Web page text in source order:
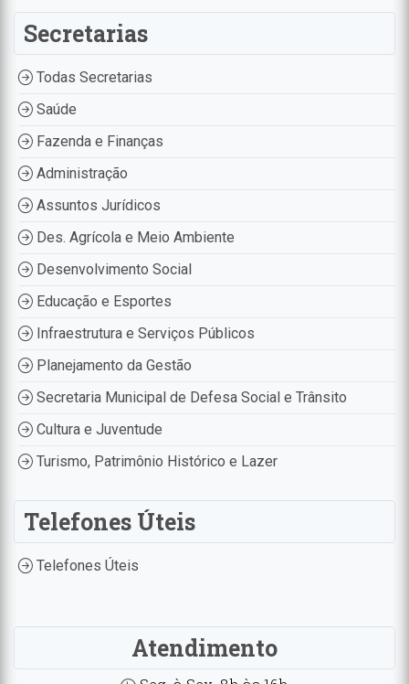
Secretarias
Todas Secretarias
Saúde
Fazenda e Finanças
Administração
Assuntos Jurídicos
Des. Agrícola e Meio Ambiente
Desenvolvimento Social
Educação e Esportes
Infraestrutura e Serviços Públicos
Planejamento da Gestão
Secretaria Municipal de Defesa Social e Trânsito
Cultura e Juventude
Turismo, Patrimônio Histórico e Lazer
Telefones Úteis
Telefones Úteis
Atendimento